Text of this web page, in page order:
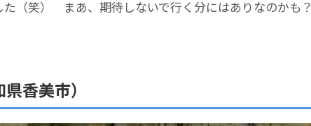
た（笑） まあ、期待しないで行く分にはありなのかも？
香美市）